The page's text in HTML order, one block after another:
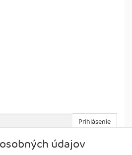
Prihlásenie
údajov